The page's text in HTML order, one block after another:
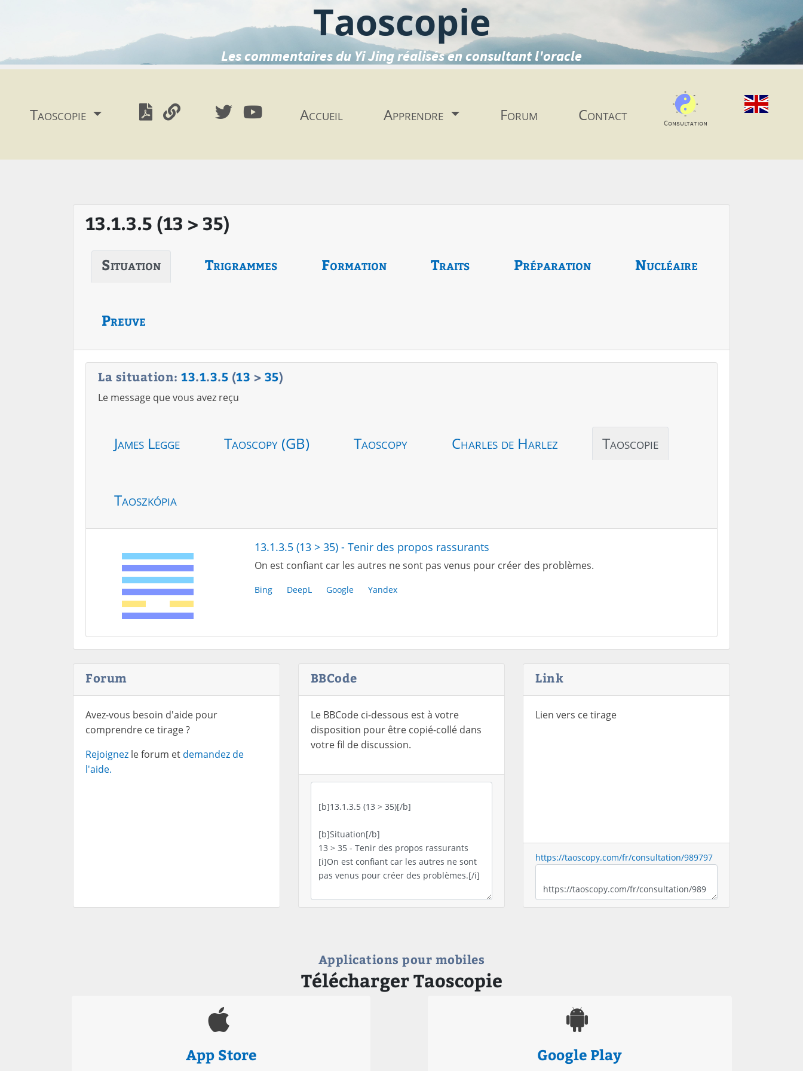
Taoscopie
Les commentaires du Yi Jing réalisés en consultant l'oracle
Taoscopie Accueil Apprendre Forum Contact Consultation
13.1.3.5 (13 > 35)
Situation Trigrammes Formation Traits Préparation Nucléaire
Preuve
La situation: 13.1.3.5 (13 > 35)
Le message que vous avez reçu
James Legge Taoscopy (GB) Taoscopy Charles de Harlez Taoscopie
Taoszkópia
13.1.3.5 (13 > 35) - Tenir des propos rassurants
On est confiant car les autres ne sont pas venus pour créer des problèmes.
Bing DeepL Google Yandex
Forum
Avez-vous besoin d'aide pour
comprendre ce tirage ?
Rejoignez le forum et demandez de
l'aide.
BBCode
Le BBCode ci-dessous est à votre
disposition pour être copié-collé dans
votre fil de discussion.
Link
Lien vers ce tirage
https://taoscopy.com/fr/consultation/989797
Applications pour mobiles
Télécharger Taoscopie
App Store Google Play